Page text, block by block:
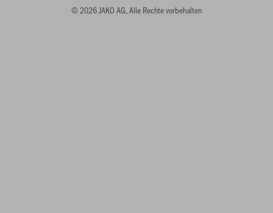
© 2026 JAKO AG, Alle Rechte vorbehalten